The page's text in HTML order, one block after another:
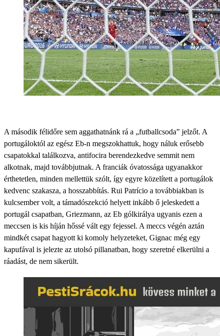
A második félidőre sem aggathatnánk rá a „futballcsoda” jelzőt. A
portugáloktól az egész Eb-n megszokhattuk, hogy náluk erősebb
csapatokkal találkozva, antifocira berendezkedve semmit nem
alkotnak, majd továbbjutnak. A franciák óvatossága ugyanakkor
érthetetlen, minden mellettük szólt, így egyre közelített a portugálok
kedvenc szakasza, a hosszabbítás. Rui Patrício a továbbiakban is
kulcsember volt, a támadószekció helyett inkább ő jeleskedett a
portugál csapatban, Griezmann, az Eb gólkirálya ugyanis ezen a
meccsen is kis híján hőssé vált egy fejessel. A meccs végén aztán
mindkét csapat hagyott ki komoly helyzeteket, Gignac még egy
kapufával is jelezte az utolsó pillanatban, hogy szeretné elkerülni a
ráadást, de nem sikerült.